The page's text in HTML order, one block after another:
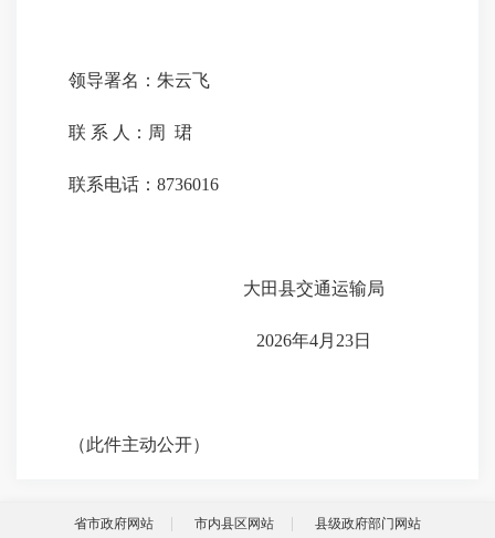
领导署名：朱云飞
联 系 人：周 珺
联系电话：8736016
大田县交通运输局
2026年4月 23日
（此件主动公开）
省市政府网站 市内县区网站 县级政府部门网站